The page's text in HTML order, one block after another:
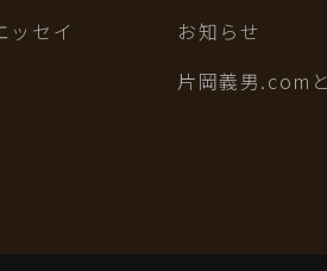
ッセイ
お知らせ
片岡義男.com